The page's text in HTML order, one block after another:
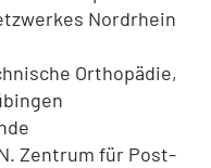
Nordrhein
Orthopädie,
Zentrum für Post-